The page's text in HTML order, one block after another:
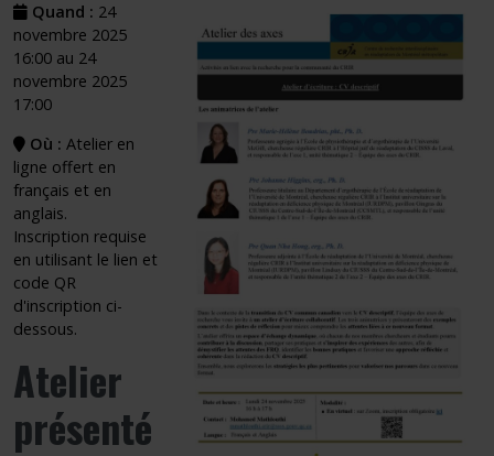
Quand : 24
novembre 2025
16:00 au 24
novembre 2025
17:00
Où : Atelier en
ligne offert en
français et en
anglais.
Inscription requise
en utilisant le lien et
code QR
d'inscription ci-
dessous.
Atelier
présenté